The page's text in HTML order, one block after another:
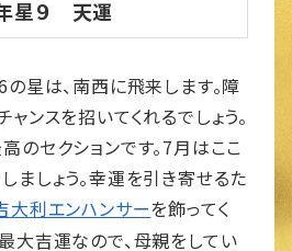
星９ 天運
星は、南西に飛来します。障
ンスを招いてくれるでしょう。
のセクションです。7月はここ
ましょう。幸運を引き寄せるた
大利エンハンサーを飾ってく
大吉運なので、母親をしてい